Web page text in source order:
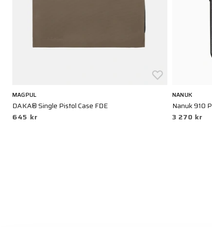
MAGPUL
DAKA® Single Pistol Case FDE
645 kr
NANUK
Nanuk 910
3 270 kr